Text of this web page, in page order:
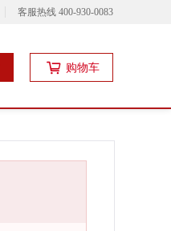
客服热线 400-930-0083
购物车